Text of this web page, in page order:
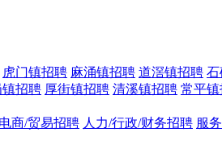
虎门镇招聘 麻涌镇招聘 道滘镇招聘 石
招聘 厚街镇招聘 清溪镇招聘 常平
电商/贸易招聘 人力/行政/财务招聘 服